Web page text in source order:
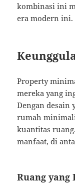
kombinasi ini
era modern ini.
Property
mereka yang
Dengan desain
rumah
kuantitas
manfaat, di
Ruang yang